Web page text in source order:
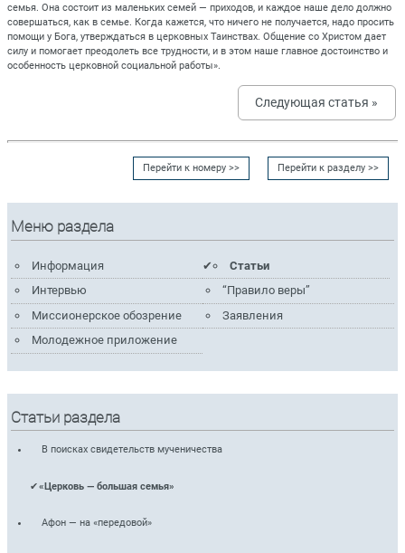
семья. Она состоит из маленьких семей — приходов, и каждое наше дело должно
совершаться, как в семье. Когда кажется, что ничего не получается, надо просить
помощи у Бога, утверждаться в церковных Таинствах. Общение со Христом дает
силу и помогает преодолеть все трудности, и в этом наше главное достоинство и
особенность церковной социальной работы».
Следующая статья »
Перейти к разделу >>
Перейти к номеру >>
Меню раздела
Информация
Статьи
Интервью
“Правило веры”
Миссионерское обозрение
Заявления
Молодежное приложение
Статьи раздела
В поисках свидетельств мученичества
«Церковь — большая семья»
Афон — на «передовой»